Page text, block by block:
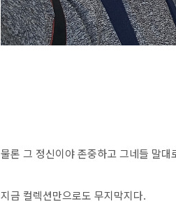
물론 그 정신이야 존중하고 그네들 말
지금 컬렉션만으로도 무지막지다.